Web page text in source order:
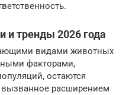
и тренды 2026 года
видами животных
факторами,
остаются
расширением